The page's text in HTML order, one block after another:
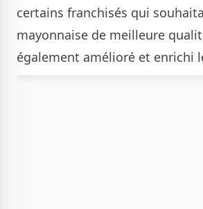
certains franchisés qui
mayonnaise de meilleure
également amélioré et enrichi